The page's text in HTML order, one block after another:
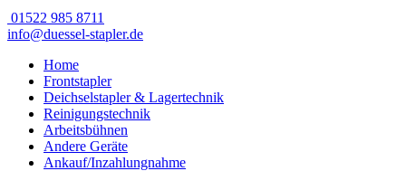
01522 985 8711
info@duessel-stapler.de
Home
Frontstapler
Deichselstapler & Lagertechnik
Reinigungstechnik
Arbeitsbühnen
Andere Geräte
Ankauf/Inzahlungnahme